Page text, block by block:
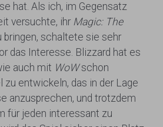
hat. Als ich, im Gegensatz
versuchte, ihr Magic: The
bringen, schaltete sie sehr
das Interesse. Blizzard hat es
auch mit WoWschon
zu entwickeln, das in der Lage
anzusprechen, und trotzdem
für jeden interessant zu